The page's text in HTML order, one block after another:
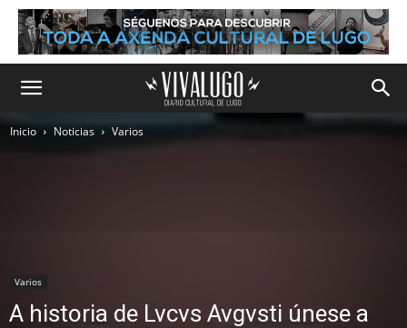
Inicio Noticias Varios
Varios
A historia de Lvcvs Avgvsti únese a